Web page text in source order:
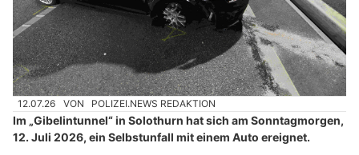
12.07.26 VON POLIZEI.NEWS REDAKTION
Im „Gibelintunnel“ in Solothurn hat sich am Sonntagmorgen,
12. Juli 2026, ein Selbstunfall mit einem Auto ereignet.